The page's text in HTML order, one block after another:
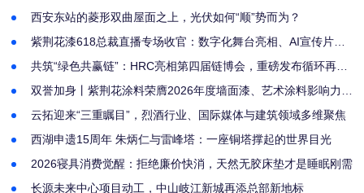
西安东站的菱形双曲屋面之上，光伏如何“顺”势而为？
紫荆花漆618总裁直播专场收官：数字化舞台亮相、AI宣传片首
共筑“绿色共赢链”：HRC亮相第四届链博会，重磅发布循环再生
双誉加身丨紫荆花涂料荣膺2026年度墙面漆、艺术涂料影响力品
云拓迎来“三重瞩目”，烈酒行业、国际媒体与建筑领域多维聚焦
西湖申遗15周年 朱炳仁与雷峰塔：一座铜塔撑起的世界目光
2026寝具消费觉醒：拒绝廉价快消，天然无胶床垫才是睡眠刚需
长源未来中心项目动工，中山岐江新城再添总部新地标